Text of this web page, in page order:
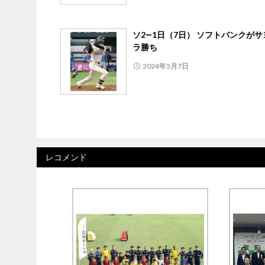
ソ2―1日（7日） ソフトバンクがサ
ラ勝ち
2024年5月7日
レコメンド